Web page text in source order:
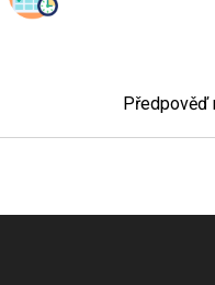
Předpověď